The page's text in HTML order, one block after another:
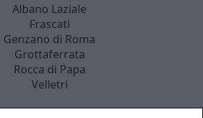
Albano Laziale
Frascati
Genzano di Roma
Grottaferrata
Rocca di Papa
Velletri